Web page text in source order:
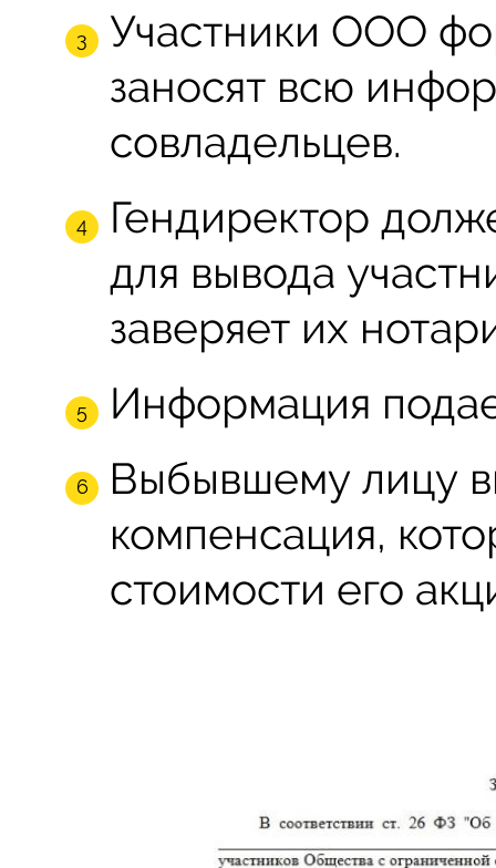
Участники ООО
заносят всю
совладельцев.
Гендиректор
для вывода
заверяет их
Информация
Выбывшему лицу
компенсация,
стоимости его